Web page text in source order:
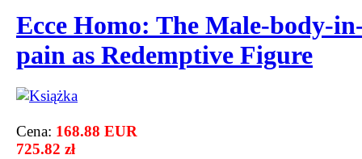
Ecce Homo: The Male-body-
pain as Redemptive Figure
Cena: 168.88 EUR
725.82 zł